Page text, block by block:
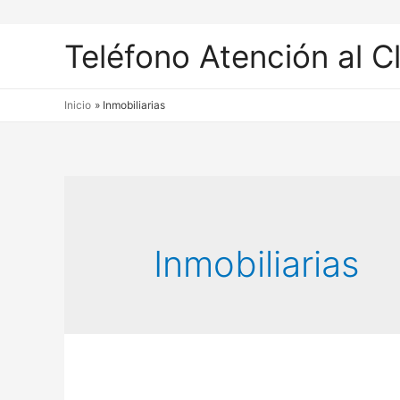
Teléfono Atención al
Inicio Inmobiliarias
Inmobiliarias